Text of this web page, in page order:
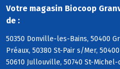
Votre magasin Biocoop
de :
50350 Donville-les-Bains, 50400
Préaux, 50380 St-Pair s/Mer,
50610 Jullouville, 50740 St-